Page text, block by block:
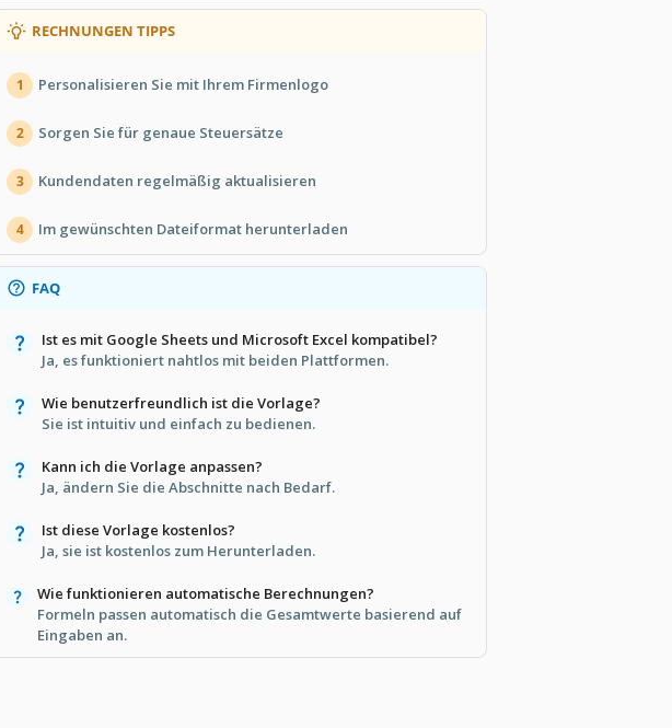
RECHNUNGEN TIPPS
1 Personalisieren Sie mit Ihrem Firmenlogo
2 Sorgen Sie für genaue Steuersätze
3 Kundendaten regelmäßig aktualisieren
4 Im gewünschten Dateiformat herunterladen
FAQ
Ist es mit Google Sheets und Microsoft Excel kompatibel?
Ja, es funktioniert nahtlos mit beiden Plattformen.
Wie benutzerfreundlich ist die Vorlage?
Sie ist intuitiv und einfach zu bedienen.
Kann ich die Vorlage anpassen?
Ja, ändern Sie die Abschnitte nach Bedarf.
Ist diese Vorlage kostenlos?
Ja, sie ist kostenlos zum Herunterladen.
Wie funktionieren automatische Berechnungen?
Formeln passen automatisch die Gesamtwerte basierend auf
Eingaben an.